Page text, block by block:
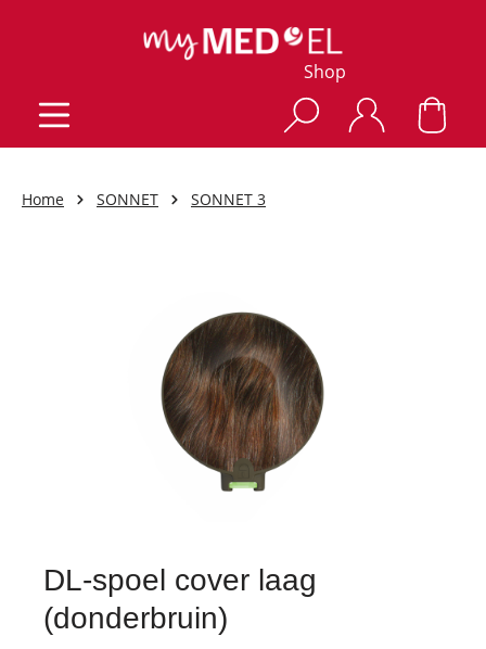
Shop
Home SONNET SONNET 3
DL-spoel cover laag
(donderbruin)